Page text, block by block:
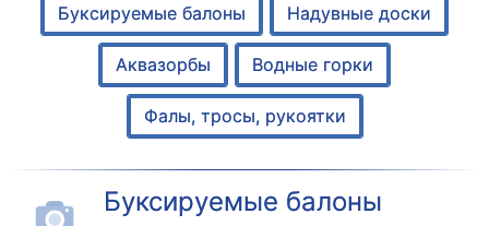
Буксируемые балоны Надувные доски
Аквазорбы Водные горки
Фалы, тросы, рукоятки
Буксируемые балоны